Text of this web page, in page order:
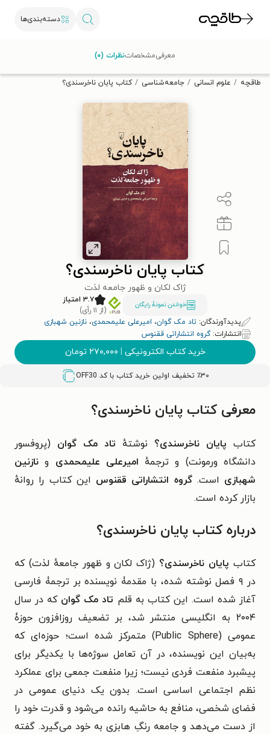
دسته‌بندی‌ها
تخفیف از طاقچه دریافت کن.
طاقچه علوم انسانی جامعه‌شناسی کتاب پایان ناخرسندی؟
کتاب پایان ناخرسندی؟
ژاک لکان و ظهور جامعه لذت
خواندن نمونۀ رایگان
۳.۷ امتیاز
(از ۱۱ رأی)
پدیدآورندگان: تاد مک گوان، امیرعلی علیمحمدی، نازنین شهبازی
انتشارات:گروه انتشاراتی ققنوس
خرید کتاب الکترونیکی | ۲۷۰,۰۰۰ تومان
٪۳۰ تخفیف اولین خرید کتاب با کد OFF30
معرفیمشخصاتنظرات (۰)
معرفی کتاب پایان ناخرسندی؟
کتاب پایان ناخرسندی؟ نوشتهٔ تاد مک گوان (پروفسور
دانشگاه ورمونت) و ترجمهٔ امیرعلی علیمحمدی و نازنین
شهبازی است.گروه انتشاراتی ققنوس این کتاب را روانهٔ
بازار کرده است.
درباره کتاب پایان ناخرسندی؟
کتاب پایان ناخرسندی؟ (ژاک لکان و ظهور جامعهٔ لذت) که
در ۹ فصل نوشته شده، با مقدمۀ نویسنده بر ترجمۀ فارسی
آغاز شده است. این کتاب به قلم تاد مک گوان که در سال
۲۰۰۴ به انگلیسی منتشر شد، بر تضعیف روزافزون حوزۀ
عمومی (Public Sphere) متمرکز شده است؛ حوزه‌ای که
به‌بیان این نویسنده، در آن تعامل سوژه‌ها با یکدیگر برای
پیشبرد منفعت فردی نیست؛ زیرا منفعت جمعی برای عملکرد
نظم اجتماعی اساسی است. بدون یک دنیای عمومی در
فضای شخصی، منافع به حاشیه رانده می‌شود و قدرت خود را
از دست می‌دهد و جامعه رنگِ هابزی به خود می‌گیرد. گفته